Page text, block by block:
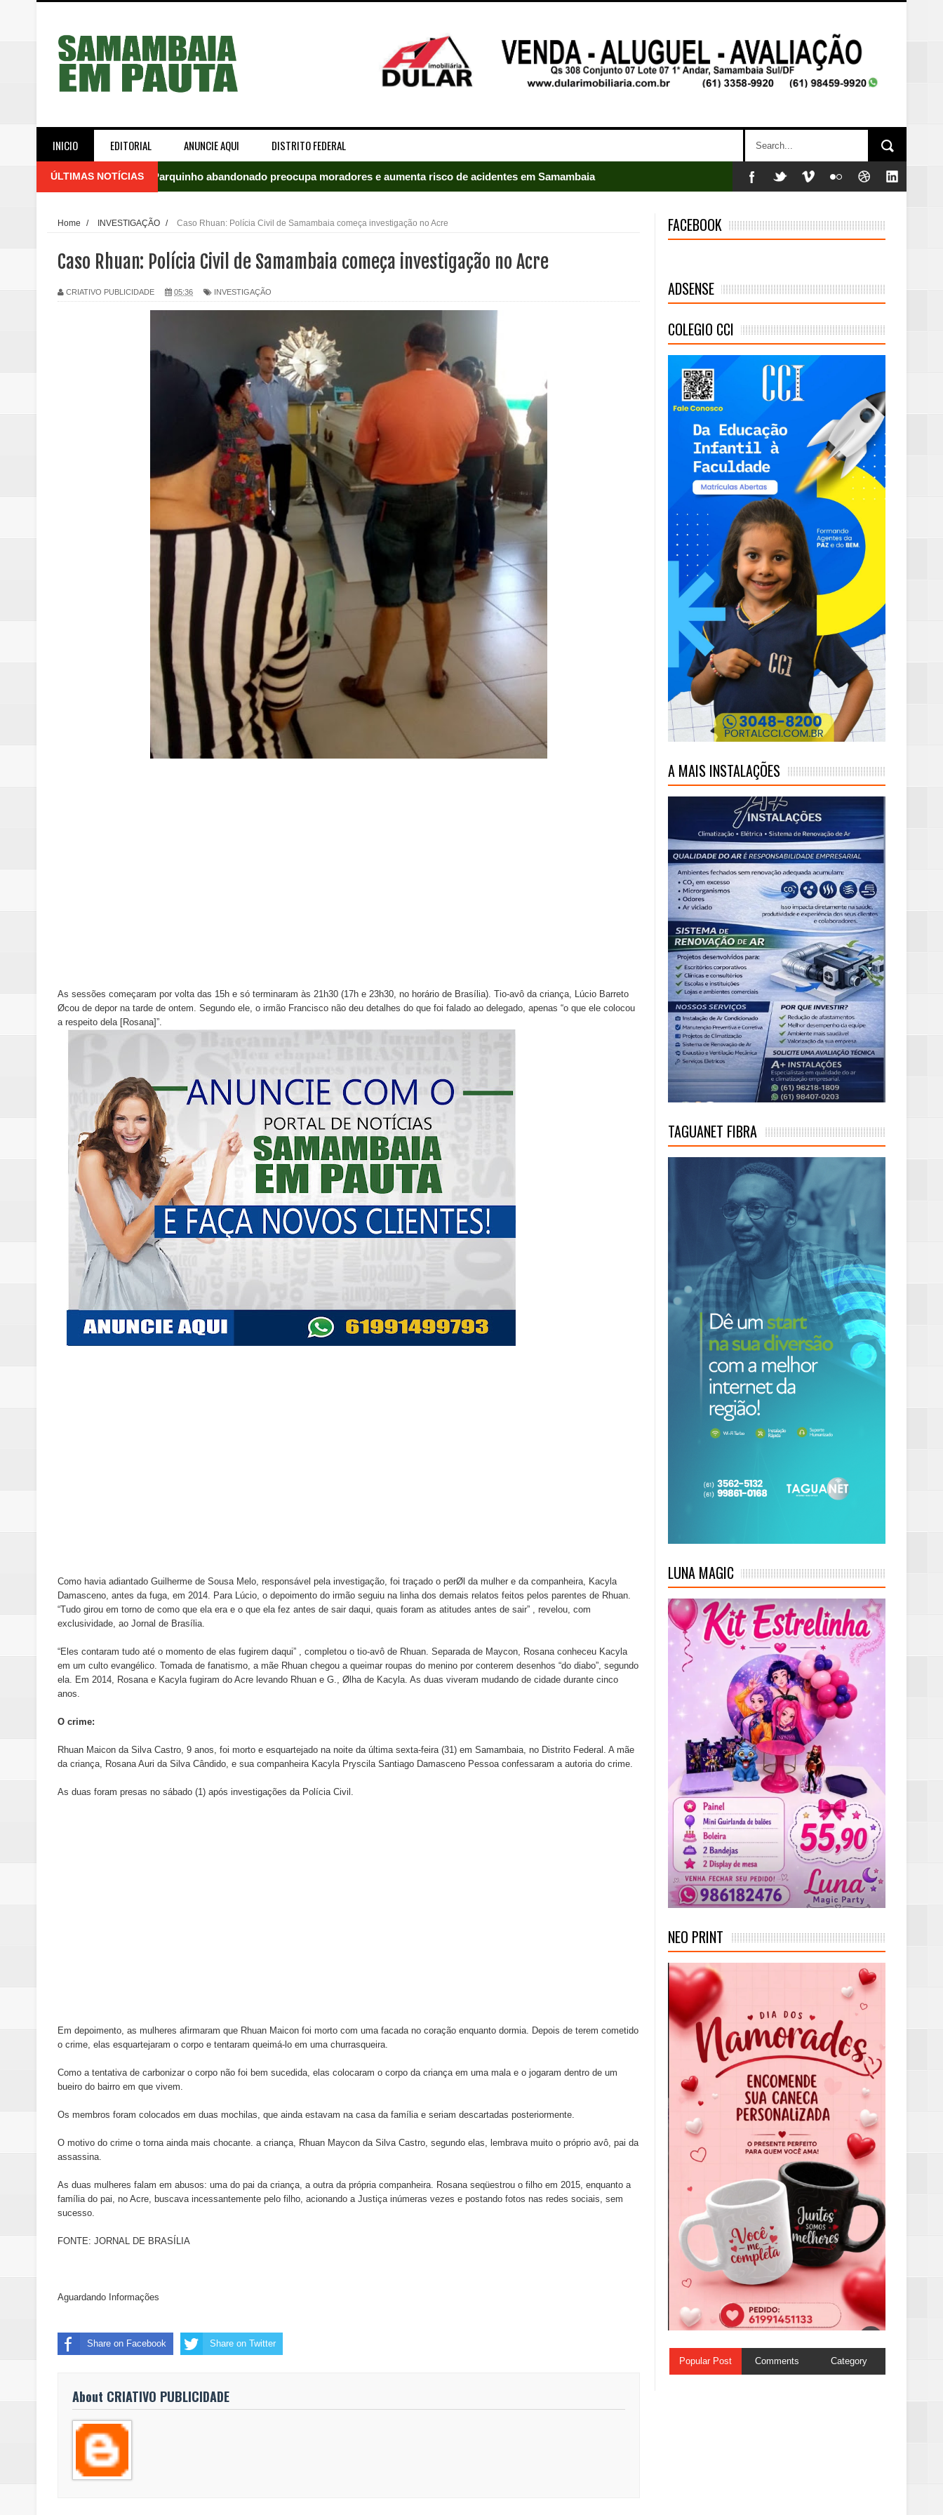
INICIO EDITORIAL ANUNCIE AQUI DISTRITO FEDERAL
ÚLTIMAS NOTÍCIAS Incêndio em fábrica assusta moradores e mobiliza bombeiros em Samambaia
Celina Leão abre 8,4 pontos sobre Arruda e lidera disputa pelo GDF
Quinto "saidão" do ano libera 1,5 mil detentos no DF
Agência do Trabalhador de Samambaia oferece 806 vagas de emprego nesta quinta-feira
Nova mistura de 32% de etanol altera dinâmica dos postos e exige atenção de motoristas de Samambaia
Campanha para Transplante do Padre Lucas de Samambaia entra em mês decisivo com 72% da meta alcançada
Relatório apontou riscos no aterro sanitário de Samambaia meses antes de morte de trabalhador
Renata D'Aguiar intensifica ações sociais e cobrança por melhorias em Samambaia
Moradores encontram quase 50 escorpiões em boca de lobo em Samambaia
Homem é socorrido após ser vítima de agressão em Samambaia
Moradora de Samambaia tem prisão preventiva decretada pela Justiça
Claudeci Luart surge como uma nova força e esperança para os feirantes do DF
Samambaia inicia campanha para atualizar vacinação de crianças e adolescentes
Morador de Samambaia morre após sofrer mal súbito
PL e Flávio Bolsonaro oficializam candidatura de Hamilton Tatu por Samambaia, Recanto das Emas e Água Quente
Renata D´Aguiar destaca potencial da pecuária para fortalecer a economia do Distrito Federal
Unidos pelo Padre Lucas: Samambaia terá Noite de Adoração e arrecadação para transplante
Home / INVESTIGAÇÃO / Caso Rhuan: Polícia Civil de Samambaia começa investigação no Acre
Caso Rhuan: Polícia Civil de Samambaia começa investigação no Acre
CRIATIVO PUBLICIDADE 05:36 INVESTIGAÇÃO
As sessões começaram por volta das 15h e só terminaram às 21h30 (17h e 23h30, no horário de Brasília). Tio-avô da criança, Lúcio Barreto
Øcou de depor na tarde de ontem. Segundo ele, o irmão Francisco não deu detalhes do que foi falado ao delegado, apenas “o que ele colocou
a respeito dela [Rosana]”.
Como havia adiantado Guilherme de Sousa Melo, responsável pela investigação, foi traçado o perØl da mulher e da companheira, Kacyla
Damasceno, antes da fuga, em 2014. Para Lúcio, o depoimento do irmão seguiu na linha dos demais relatos feitos pelos parentes de Rhuan.
“Tudo girou em torno de como que ela era e o que ela fez antes de sair daqui, quais foram as atitudes antes de sair” , revelou, com
exclusividade, ao Jornal de Brasília.
“Eles contaram tudo até o momento de elas fugirem daqui” , completou o tio-avô de Rhuan. Separada de Maycon, Rosana conheceu Kacyla
em um culto evangélico. Tomada de fanatismo, a mãe Rhuan chegou a queimar roupas do menino por conterem desenhos “do diabo”, segundo
ela. Em 2014, Rosana e Kacyla fugiram do Acre levando Rhuan e G., Ølha de Kacyla. As duas viveram mudando de cidade durante cinco
anos.
O crime:
Rhuan Maicon da Silva Castro, 9 anos, foi morto e esquartejado na noite da última sexta-feira (31) em Samambaia, no Distrito Federal. A mãe
da criança, Rosana Auri da Silva Cândido, e sua companheira Kacyla Pryscila Santiago Damasceno Pessoa confessaram a autoria do crime.
As duas foram presas no sábado (1) após investigações da Polícia Civil.
Em depoimento, as mulheres afirmaram que Rhuan Maicon foi morto com uma facada no coração enquanto dormia. Depois de terem cometido
o crime, elas esquartejaram o corpo e tentaram queimá-lo em uma churrasqueira.
Como a tentativa de carbonizar o corpo não foi bem sucedida, elas colocaram o corpo da criança em uma mala e o jogaram dentro de um
bueiro do bairro em que vivem.
Os membros foram colocados em duas mochilas, que ainda estavam na casa da família e seriam descartadas posteriormente.
O motivo do crime o torna ainda mais chocante. a criança, Rhuan Maycon da Silva Castro, segundo elas, lembrava muito o próprio avô, pai da
assassina.
As duas mulheres falam em abusos: uma do pai da criança, a outra da própria companheira. Rosana seqüestrou o filho em 2015, enquanto a
família do pai, no Acre, buscava incessantemente pelo filho, acionando a Justiça inúmeras vezes e postando fotos nas redes sociais, sem
sucesso.
FONTE: JORNAL DE BRASÍLIA
Aguardando Informações
Share on Facebook Share on Twitter
About CRIATIVO PUBLICIDADE
FACEBOOK
ADSENSE
COLEGIO CCI
A MAIS INSTALAÇÕES
TAGUANET FIBRA
LUNA MAGIC
NEO PRINT
Popular Post Comments Category